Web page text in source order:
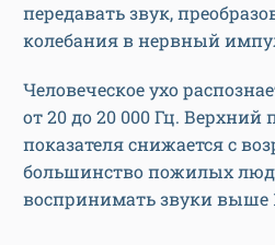
передавать звук,
колебания в нервный
Человеческое ухо
от 20 до 20 000 Гц. Верхний
показателя снижается с
большинство пожилых
воспринимать звуки выше